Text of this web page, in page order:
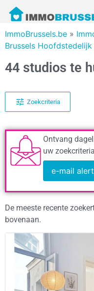
ImmoBrussels.be »
Brussels Hoofdstedelijk
44 studios te
Zoekcriteria
Ontvang
uw
e-mail
De meeste recente
bovenaan.